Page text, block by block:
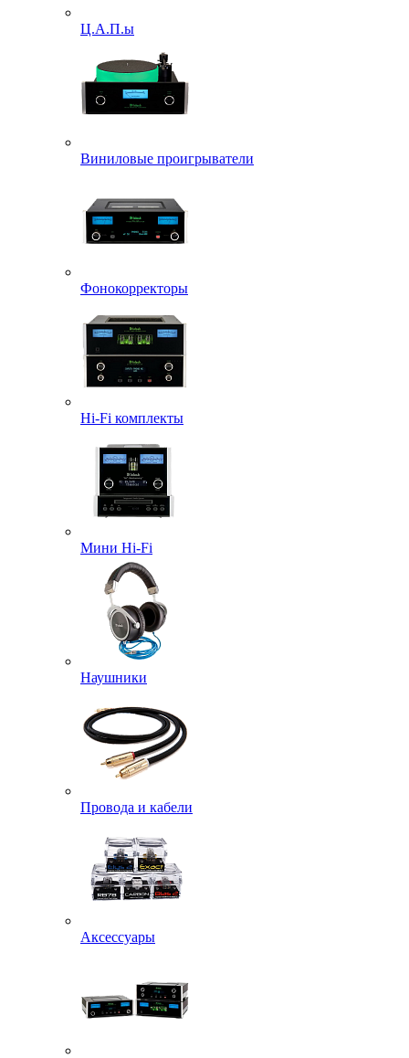
Ц.А.П.ы
Виниловые проигрыватели
Фонокорректоры
Hi-Fi комплекты
Мини Hi-Fi
Наушники
Провода и кабели
Аксессуары